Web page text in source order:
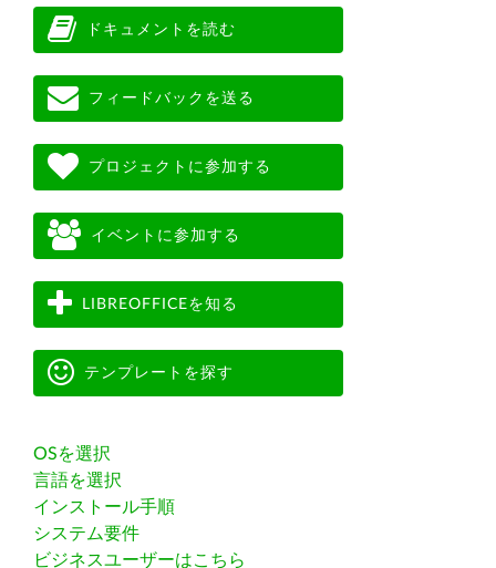
ドキュメントを読む
フィードバックを送る
プロジェクトに参加する
イベントに参加する
LIBREOFFICEを知る
テンプレートを探す
OSを選択
言語を選択
インストール手順
システム要件
ビジネスユーザーはこちら